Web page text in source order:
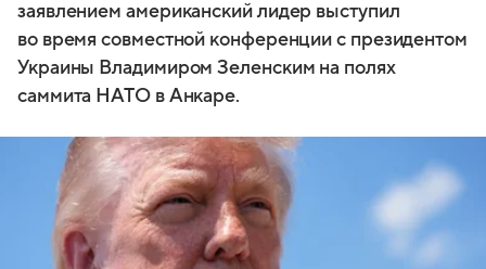
заявлением американский лидер выступил
во время совместной конференции с президентом
Украины Владимиром Зеленским на полях
саммита НАТО в Анкаре.